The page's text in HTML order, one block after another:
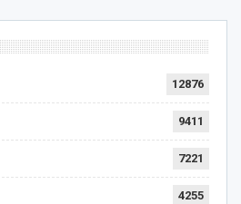
12876
9411
7221
4255